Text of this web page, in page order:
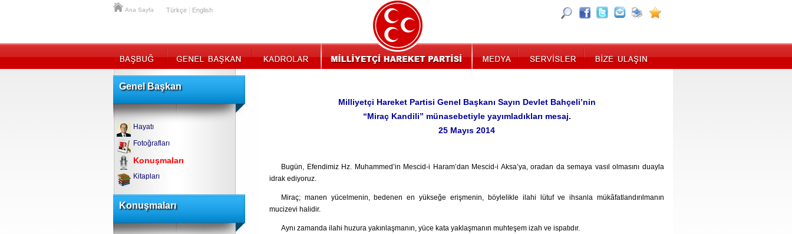
Ana Sayfa Türkçe English
Genel Başkan
Hayatı
Fotoğrafları
Konuşmaları
Kitapları
Konuşmaları
Milliyetçi Hareket Partisi Genel Başkanı Sayın Devlet Bahçeli’nin
“Miraç Kandili” münasebetiyle yayımladıkları mesaj.
25 Mayıs 2014
Bugün, Efendimiz Hz. Muhammed’in Mescid-i Haram’dan Mescid-i Aksa’ya, oradan da semaya vasıl olmasını duayla
idrak ediyoruz.
Miraç; manen yücelmenin, bedenen en yükseğe erişmenin, böylelikle ilahi lütuf ve ihsanla mükâfatlandırılmanın
mucizevi halidir.
Aynı zamanda ilahi huzura yakınlaşmanın, yüce kata yaklaşmanın muhteşem izah ve ispatıdır.